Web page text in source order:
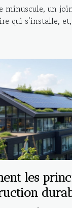
minuscule, un
qui s’installe,
les